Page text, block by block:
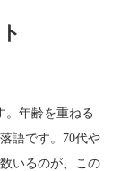
。年齢を重ねる
語です。70代や
いるのが、この